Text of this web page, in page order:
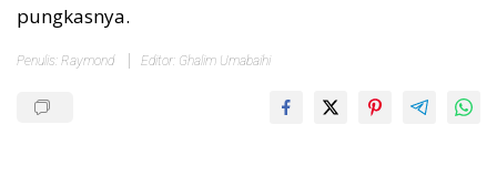
pungkasnya.
Penulis: Raymond Editor: Ghalim Umabaihi